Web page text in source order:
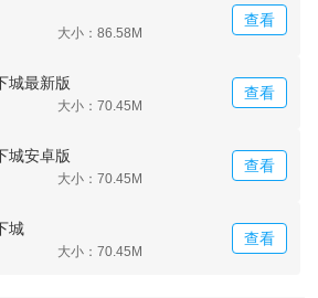
大小：86.58M
查看
城最新版
大小：70.45M
查看
城安卓版
大小：70.45M
查看
城
大小：70.45M
查看